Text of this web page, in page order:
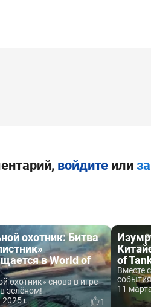
войдитеили
охотник: Битва
в World of
охотник» снова в игре
зелёном!
2025 г.
1
of
Вместе
11